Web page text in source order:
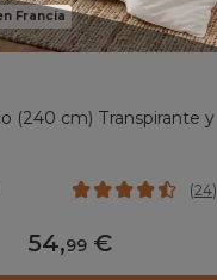
Francia
(240 cm) Transpirante y
(24)
54,99